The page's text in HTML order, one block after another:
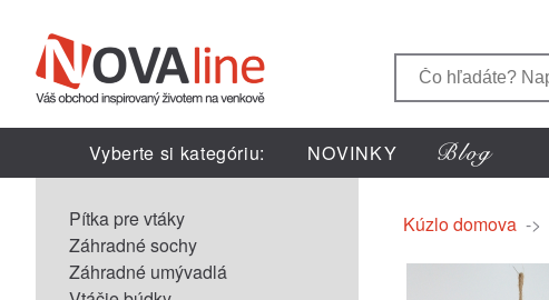
Vyberte si kategóriu: NOVINKY
Pítka pre vtáky
Záhradné sochy
Záhradné umývadlá
Kúzlo domova ->